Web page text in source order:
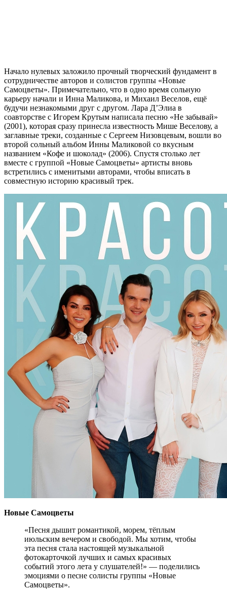
Начало нулевых заложило прочный творческий фундамент в
сотрудничестве авторов и солистов группы «Новые
Самоцветы». Примечательно, что в одно время сольную
карьеру начали и Инна Маликова, и Михаил Веселов, ещё
будучи незнакомыми друг с другом. Лара Д’Элиа в
соавторстве с Игорем Крутым написала песню «Не забывай»
(2001), которая сразу принесла известность Мише Веселову, а
заглавные треки, созданные с Сергеем Низовцевым, вошли во
второй сольный альбом Инны Маликовой со вкусным
названием «Кофе и шоколад» (2006). Спустя столько лет
вместе с группой «Новые Самоцветы» артисты вновь
встретились с именитыми авторами, чтобы вписать в
совместную историю красивый трек.
Новые Самоцветы
«Песня дышит романтикой, морем, тёплым
июльским вечером и свободой. Мы хотим, чтобы
эта песня стала настоящей музыкальной
фотокарточкой лучших и самых красивых
событий этого лета у слушателей!» — поделились
эмоциями о песне солисты группы «Новые
Самоцветы».